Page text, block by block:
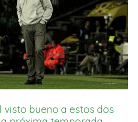
visto bueno a estos dos